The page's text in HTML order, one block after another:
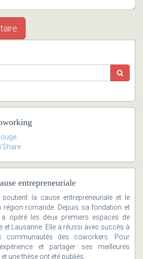
entrepreneuriale
la cause entrepreneuriale et le
région romande. Depuis sa fondation et
opéré les deux premiers espaces de
et Lausanne. Elle a réussi avec succès à
communautés des coworkers. Pour
et partager ses meilleures
une thèse ont été publiés.